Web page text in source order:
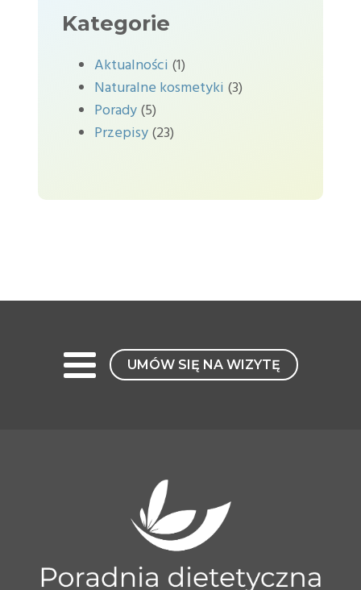
Kategorie
Aktualności (1)
Naturalne kosmetyki (3)
Porady(5)
Przepisy(23)
UMÓW SIĘ NA WIZYTĘ